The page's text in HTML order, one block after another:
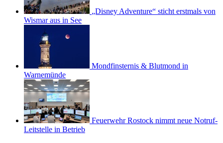
„Disney Adventure“ sticht erstmals von
Wismar aus in See
Mondfinsternis & Blutmond in
Warnemünde
Feuerwehr Rostock nimmt neue Notruf-
Leitstelle in Betrieb